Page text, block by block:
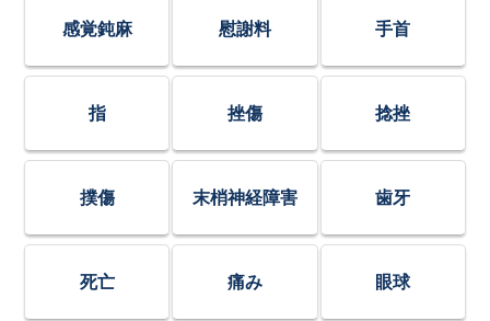
感覚鈍麻 慰謝料 手首
指 挫傷 捻挫
撲傷 末梢神経障害 歯牙
死亡 痛み 眼球